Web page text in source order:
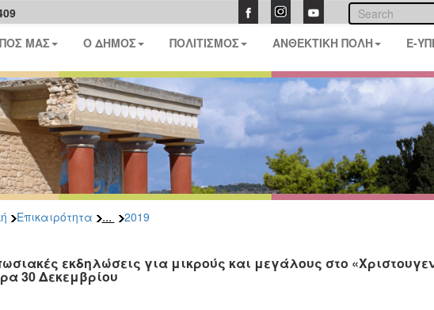
ΜΑΣ Ο ΔΗΜΟΣ ΠΟΛΙΤΙΣΜΟΣ ΑΝΘΕΚΤΙΚΗ ΠΟΛΗ E-
Επικαιρότητα ... 2019
εκδηλώσεις για μικρούς και μεγάλους στο
30 Δεκεμβρίου